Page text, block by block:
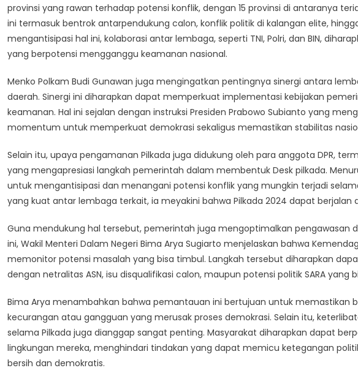
provinsi yang rawan terhadap potensi konflik, dengan 15 provinsi di antaranya
ini termasuk bentrok antarpendukung calon, konflik politik di kalangan elite,
mengantisipasi hal ini, kolaborasi antar lembaga, seperti TNI, Polri, dan BIN,
yang berpotensi mengganggu keamanan nasional.
Menko Polkam Budi Gunawan juga mengingatkan pentingnya sinergi antara
daerah. Sinergi ini diharapkan dapat memperkuat implementasi kebijakan
keamanan. Hal ini sejalan dengan instruksi Presiden Prabowo Subianto yang
momentum untuk memperkuat demokrasi sekaligus memastikan stabilitas
Selain itu, upaya pengamanan Pilkada juga didukung oleh para anggota DPR,
yang mengapresiasi langkah pemerintah dalam membentuk Desk pilkada.
untuk mengantisipasi dan menangani potensi konflik yang mungkin terjadi
yang kuat antar lembaga terkait, ia meyakini bahwa Pilkada 2024 dapat berjalan
Guna mendukung hal tersebut, pemerintah juga mengoptimalkan pengawasan
ini, Wakil Menteri Dalam Negeri Bima Arya Sugiarto menjelaskan bahwa
memonitor potensi masalah yang bisa timbul. Langkah tersebut diharapkan
dengan netralitas ASN, isu disqualifikasi calon, maupun potensi politik SARA yang
Bima Arya menambahkan bahwa pemantauan ini bertujuan untuk memastikan
kecurangan atau gangguan yang merusak proses demokrasi. Selain itu,
selama Pilkada juga dianggap sangat penting. Masyarakat diharapkan dapat
lingkungan mereka, menghindari tindakan yang dapat memicu ketegangan
bersih dan demokratis.